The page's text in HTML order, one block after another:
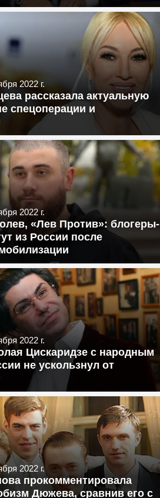
2022 г.
рассказала актуальную
спецоперации и
2022 г.
«Лев Против»: блогеры-
из России после
2022 г.
Цискаридзе с народным
не ускользнул от
2022 г.
прокомментировала
Дюжева, сравнив его с